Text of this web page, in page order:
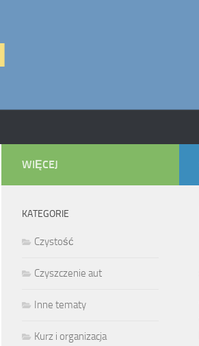
WIĘCEJ
KATEGORIE
Czystość
Czyszczenie aut
Inne tematy
Kurz i organizacja